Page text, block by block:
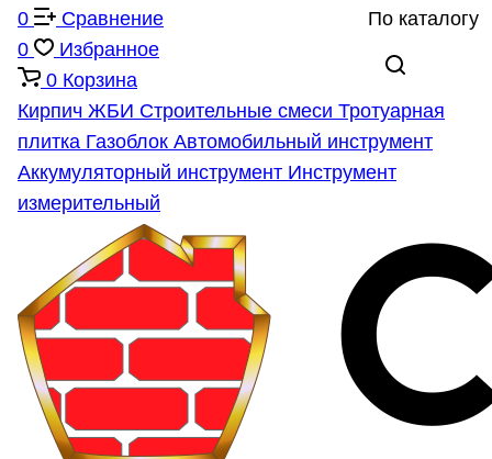
По каталогу
0
Сравнение
0
Избранное
0 Корзина
Кирпич ЖБИ Строительные смеси Тротуарная
плитка Газоблок Автомобильный инструмент
Аккумуляторный инструмент Инструмент
измерительный